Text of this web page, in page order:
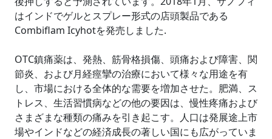
はインドでゲルとスプレー形式の店頭製品である
Combiflam Icyhotを発売しました.
OTC鎮痛薬は、発熱、筋骨格損傷、頭痛および障害、関
節炎、および月経痙攣の治療において様々な用途を有
し、市場における全体的な需要を増加させた。肥満、ス
トレス、生活習慣病などの他の要因は、慢性疼痛および
さまざまな種類の痛みを引き起こす。人口は発展途上市
場やインドなどの経済成長の著しい国にも広がっていま